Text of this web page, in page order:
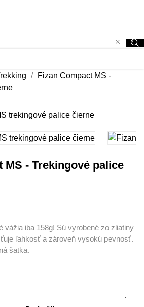
Fizan Compact MS -
MS - Trekingové palice
vážia iba 158g! Sú vyrobené zo zliatiny
ľahkosť a zároveň vysokú pevnosť.
šatka.